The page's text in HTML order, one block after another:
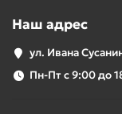
Наш адрес
ул. Ивана
Пн-Пт с 9:00 до